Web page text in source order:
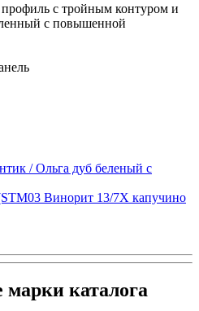
с тройным контуром и
с повышенной
/ Ольга дуб беленый с
Винорит 13/7Х капучино
марки каталога